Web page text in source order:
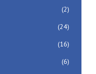
(2)
(24)
(16)
(6)